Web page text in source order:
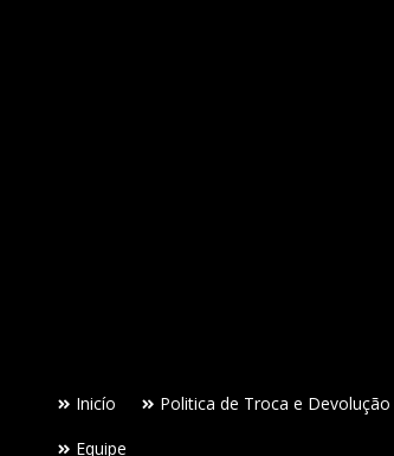
Inicío Politica de Troca e Devolução
Equipe